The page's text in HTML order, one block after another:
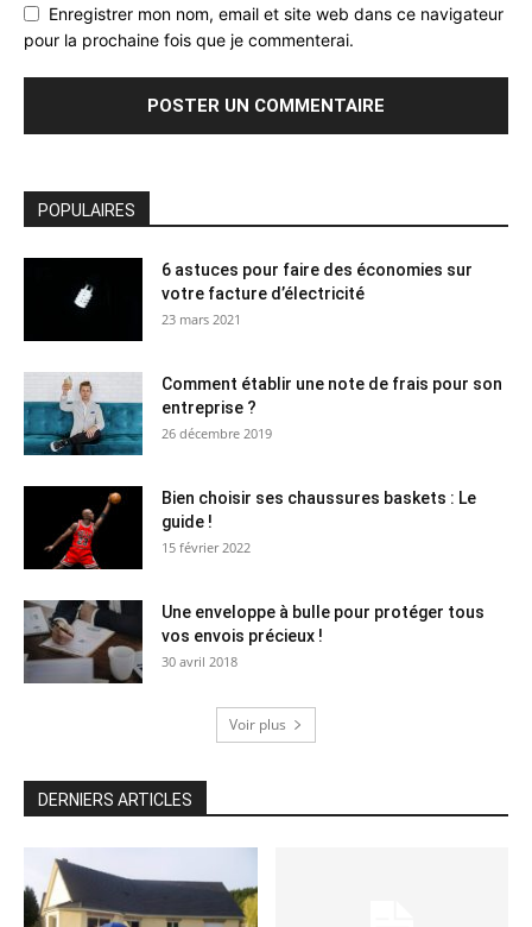
Enregistrer mon nom, email et site web dans ce navigateur
pour la prochaine fois que je commenterai.
POPULAIRES
6 astuces pour faire des économies sur
votre facture d’électricité
23 mars 2021
Comment établir une note de frais pour son
entreprise ?
26 décembre 2019
Bien choisir ses chaussures baskets : Le
guide !
15 février 2022
Une enveloppe à bulle pour protéger tous
vos envois précieux !
30 avril 2018
Voir plus
DERNIERS ARTICLES